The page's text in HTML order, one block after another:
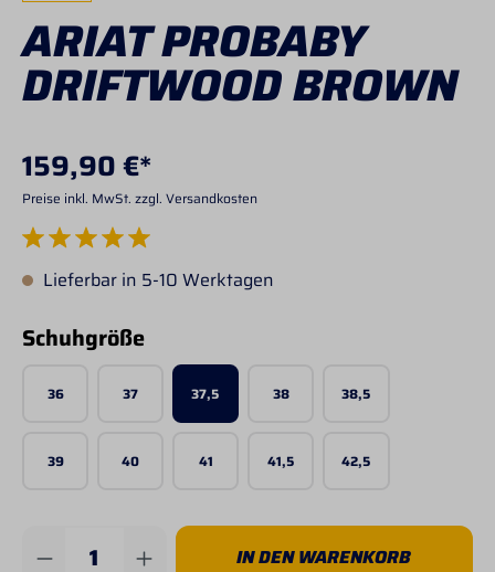
ARIAT PROBABY
DRIFTWOOD BROWN
159,90 €*
Preise inkl. MwSt. zzgl. Versandkosten
Durchschnittliche Bewertung von 5 von 5 Sternen
Lieferbar in 5-10 Werktagen
Schuhgrößeauswählen
36 37 37,5 38 38,5
39 40 41 41,5 42,5
Produkt Anzahl: Gib den gewünschten
IN DEN WARENKORB